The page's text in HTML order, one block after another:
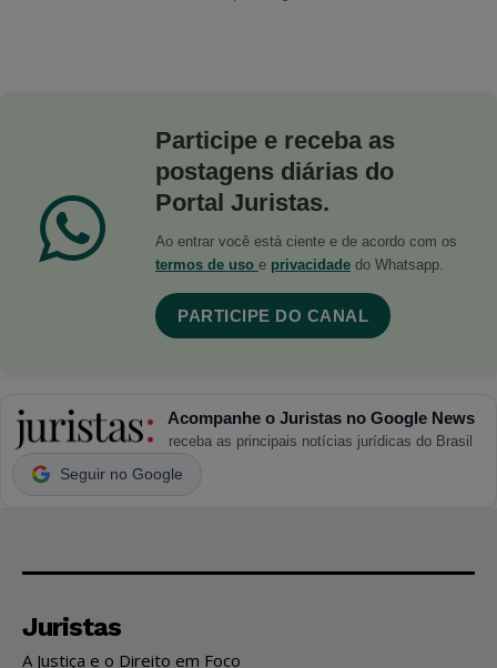
Participe e receba as
postagens diárias do
Portal Juristas.
Ao entrar você está ciente e de acordo com os
termos de uso e privacidade do Whatsapp.
PARTICIPE DO CANAL
Acompanhe o Juristas no Google News
receba as principais notícias jurídicas do Brasil
Seguir no Google
Juristas
A Justiça e o Direito em Foco